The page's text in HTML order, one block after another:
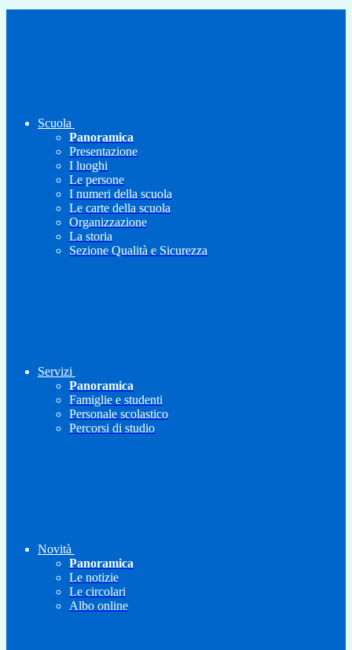
Scuola
Panoramica
Presentazione
I luoghi
Le persone
I numeri della scuola
Le carte della scuola
Organizzazione
La storia
Sezione Qualità e Sicurezza
Servizi
Panoramica
Famiglie e studenti
Personale scolastico
Percorsi di studio
Novità
Panoramica
Le notizie
Le circolari
Albo online